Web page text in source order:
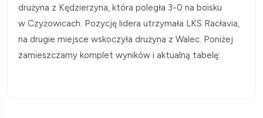
drużyna z Kędzierzyna, która poległa 3-0 na boisku
w Czyżowicach. Pozycję lidera utrzymała LKS Racłavia,
na drugie miejsce wskoczyła drużyna z Walec. Poniżej
zamieszczamy komplet wyników i aktualną tabelę: